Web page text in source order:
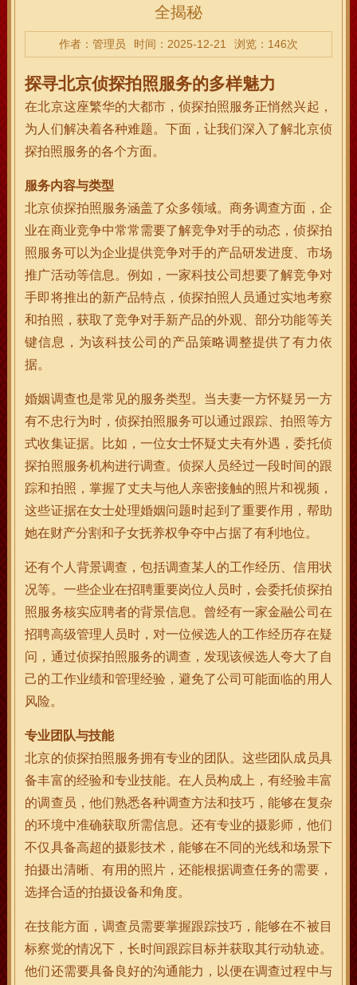
全揭秘
作者：管理员 时间：2025-12-21 浏览：146次
探寻北京侦探拍照服务的多样魅力
在北京这座繁华的大都市，侦探拍照服务正悄然兴起，
为人们解决着各种难题。下面，让我们深入了解北京侦
探拍照服务的各个方面。
服务内容与类型
北京侦探拍照服务涵盖了众多领域。商务调查方面，企
业在商业竞争中常常需要了解竞争对手的动态，侦探拍
照服务可以为企业提供竞争对手的产品研发进度、市场
推广活动等信息。例如，一家科技公司想要了解竞争对
手即将推出的新产品特点，侦探拍照人员通过实地考察
和拍照，获取了竞争对手新产品的外观、部分功能等关
键信息，为该科技公司的产品策略调整提供了有力依
据。
婚姻调查也是常见的服务类型。当夫妻一方怀疑另一方
有不忠行为时，侦探拍照服务可以通过跟踪、拍照等方
式收集证据。比如，一位女士怀疑丈夫有外遇，委托侦
探拍照服务机构进行调查。侦探人员经过一段时间的跟
踪和拍照，掌握了丈夫与他人亲密接触的照片和视频，
这些证据在女士处理婚姻问题时起到了重要作用，帮助
她在财产分割和子女抚养权争夺中占据了有利地位。
还有个人背景调查，包括调查某人的工作经历、信用状
况等。一些企业在招聘重要岗位人员时，会委托侦探拍
照服务核实应聘者的背景信息。曾经有一家金融公司在
招聘高级管理人员时，对一位候选人的工作经历存在疑
问，通过侦探拍照服务的调查，发现该候选人夸大了自
己的工作业绩和管理经验，避免了公司可能面临的用人
风险。
专业团队与技能
北京的侦探拍照服务拥有专业的团队。这些团队成员具
备丰富的经验和专业技能。在人员构成上，有经验丰富
的调查员，他们熟悉各种调查方法和技巧，能够在复杂
的环境中准确获取所需信息。还有专业的摄影师，他们
不仅具备高超的摄影技术，能够在不同的光线和场景下
拍摄出清晰、有用的照片，还能根据调查任务的需要，
选择合适的拍摄设备和角度。
在技能方面，调查员需要掌握跟踪技巧，能够在不被目
标察觉的情况下，长时间跟踪目标并获取其行动轨迹。
他们还需要具备良好的沟通能力，以便在调查过程中与